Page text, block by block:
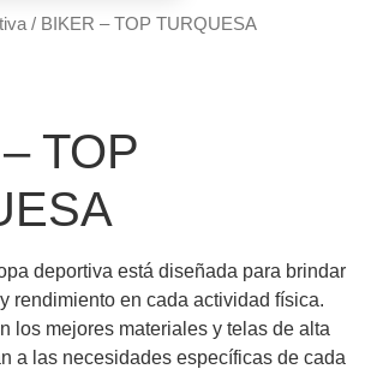
/ BIKER – TOP TURQUESA
TOP
deportiva está diseñada para brindar
rendimiento en cada actividad física.
los mejores materiales y telas de alta
a las necesidades específicas de cada